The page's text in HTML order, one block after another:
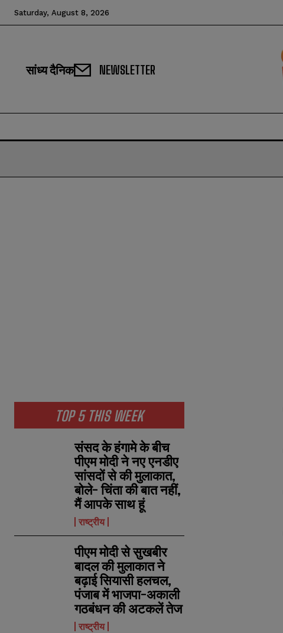
Saturday, August 8, 2026
सांध्य दैनिक NEWSLETTER
TOP 5 THIS WEEK
संसद के हंगामे के बीच
पीएम मोदी ने नए एनडीए
सांसदों से की मुलाकात,
बोले- चिंता की बात नहीं,
मैं आपके साथ हूं
राष्ट्रीय
पीएम मोदी से सुखबीर
बादल की मुलाकात ने
बढ़ाई सियासी हलचल,
पंजाब में भाजपा-अकाली
गठबंधन की अटकलें तेज
राष्ट्रीय